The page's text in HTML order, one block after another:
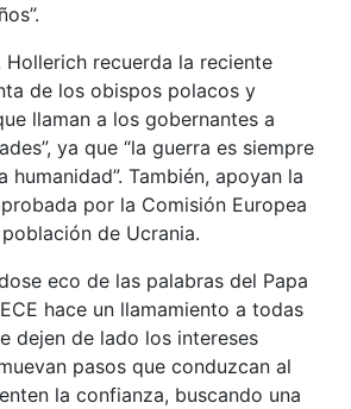
Hollerich recuerda la reciente
de los obispos polacos y
llaman a los gobernantes a
ya que “la guerra es siempre
humanidad”. También, apoyan la
por la Comisión Europea
de Ucrania.
eco de las palabras del Papa
hace un llamamiento a todas
dejen de lado los intereses
pasos que conduzcan al
la confianza, buscando una